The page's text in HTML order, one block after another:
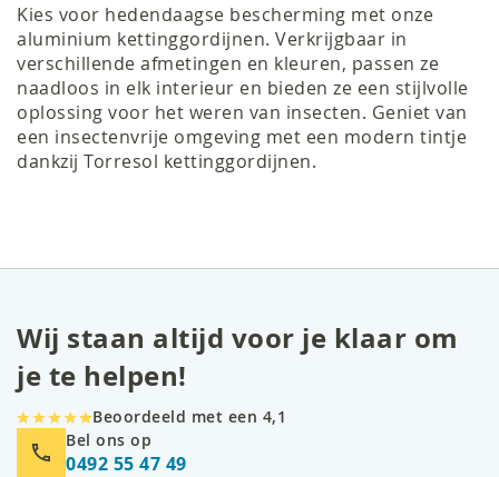
Kies voor hedendaagse bescherming met onze
aluminium kettinggordijnen. Verkrijgbaar in
verschillende afmetingen en kleuren, passen ze
naadloos in elk interieur en bieden ze een stijlvolle
oplossing voor het weren van insecten. Geniet van
een insectenvrije omgeving met een modern tintje
dankzij Torresol kettinggordijnen.
Wij staan altijd voor je klaar om
je te helpen!
Beoordeeld met een 4,1
Bel ons op
0492 55 47 49